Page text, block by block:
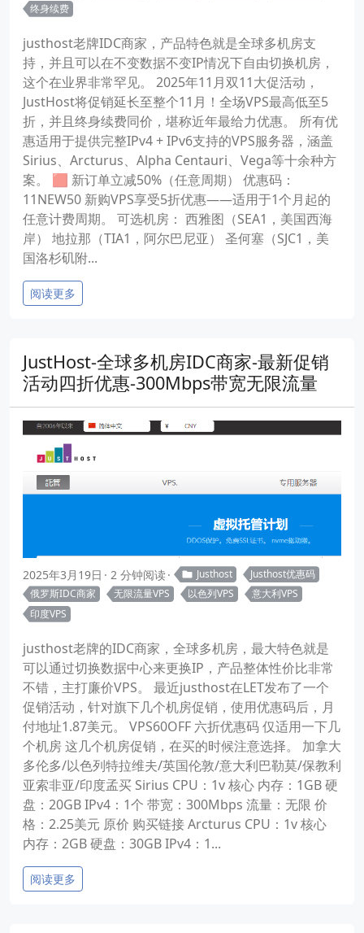
终身续费
justhost老牌IDC商家，产品特色就是全球多机房支
持，并且可以在不变数据不变IP情况下自由切换机房，
这个在业界非常罕见。 2025年11月双11大促活动，
JustHost将促销延长至整个11月！全场VPS最高低至5
折，并且终身续费同价，堪称近年最给力优惠。 所有优
惠适用于提供完整IPv4 + IPv6支持的VPS服务器，涵盖
Sirius、Arcturus、Alpha Centauri、Vega等十余种方
案。 🟥 新订单立减50%（任意周期） 优惠码：
11NEW50 新购VPS享受5折优惠——适用于1个月起的
任意计费周期。 可选机房： 西雅图（SEA1，美国西海
岸） 地拉那（TIA1，阿尔巴尼亚） 圣何塞（SJC1，美
国洛杉矶附...
阅读更多
JustHost-全球多机房IDC商家-最新促销
活动四折优惠-300Mbps带宽无限流量
2025年3月19日 2 分钟阅读 Justhost
Justhost优惠码
俄罗斯IDC商家
无限流量VPS 以色列VPS
意大利VPS
印度VPS
justhost老牌的IDC商家，全球多机房，最大特色就是
可以通过切换数据中心来更换IP，产品整体性价比非常
不错，主打廉价VPS。 最近justhost在LET发布了一个
促销活动，针对旗下几个机房促销，使用优惠码后，月
付地址1.87美元。 VPS60OFF 六折优惠码 仅适用一下几
个机房 这几个机房促销，在买的时候注意选择。 加拿大
多伦多/以色列特拉维夫/英国伦敦/意大利巴勒莫/保教利
亚索非亚/印度孟买 Sirius CPU：1v 核心 内存：1GB 硬
盘：20GB IPv4：1个 带宽：300Mbps 流量：无限 价
格：2.25美元 原价 购买链接 Arcturus CPU：1v 核心
内存：2GB 硬盘：30GB IPv4：1...
阅读更多